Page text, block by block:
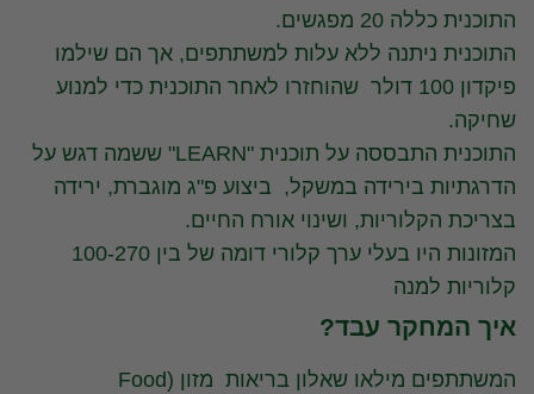
התוכנית כללה 20 מפגשים.
התוכנית ניתנה ללא עלות למשתתפים, אך הם שילמו
פיקדון 100 דולר שהוחזרו לאחר התוכנית כדי למנוע
שחיקה.
התוכנית התבססה על תוכנית "LEARN" ששמה דגש על
הדרגתיות בירידה במשקל, ביצוע פ"ג מוגברת, ירידה
בצריכת הקלוריות, ושינוי אורח החיים.
המזונות היו בעלי ערך קלורי דומה של בין 100-270
קלוריות למנה
איך המחקר עבד?
המשתתפים מילאו שאלון בריאות מזון (Food